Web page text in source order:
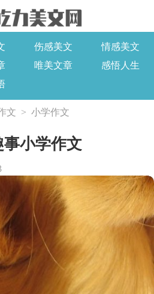
伤感美文
情感美文
唯美文章
感悟人生
文 > 小学作文
小学作文